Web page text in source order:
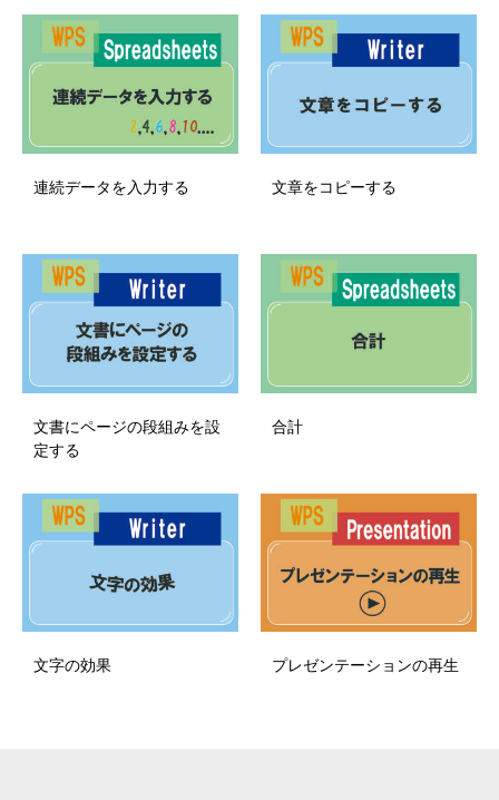
連続データを入力する 文章をコピーする
文書にページの段組みを設
定する
合計
文字の効果 プレゼンテーションの再生